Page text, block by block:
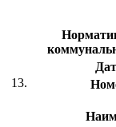
13.